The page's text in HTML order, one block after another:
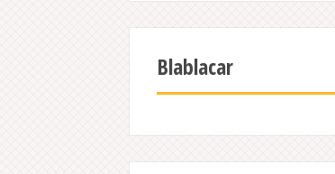
Blablacar